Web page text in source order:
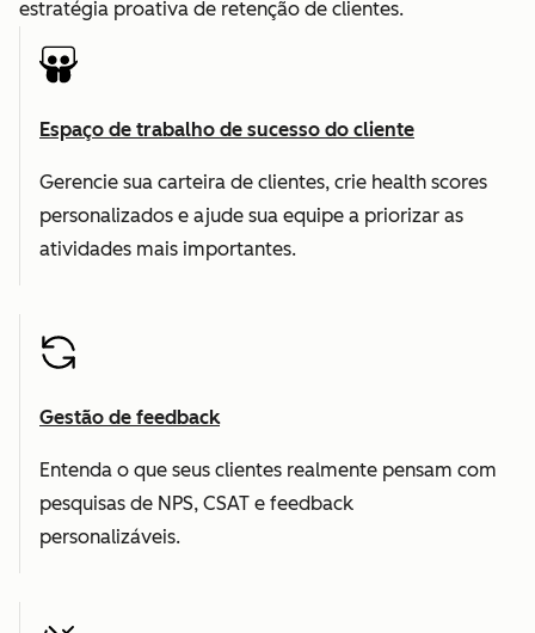
estratégia proativa de retenção de clientes.
Espaço de trabalho de sucesso do cliente
Gerencie sua carteira de clientes, crie health scores
personalizados e ajude sua equipe a priorizar as
atividades mais importantes.
Gestão de feedback
Entenda o que seus clientes realmente pensam com
pesquisas de NPS, CSAT e feedback
personalizáveis.